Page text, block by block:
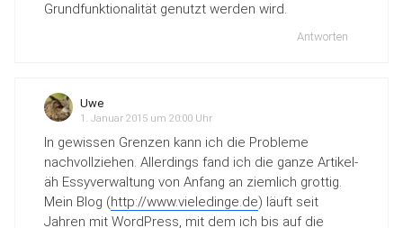
Grundfunktionalität genutzt werden wird.
Antworten
Uwe
1. Januar 2015 um 20:00 Uhr
In gewissen Grenzen kann ich die Probleme
nachvollziehen. Allerdings fand ich die ganze Artikel-
äh Essyverwaltung von Anfang an ziemlich grottig.
Mein Blog (http://www.vieledinge.de) läuft seit
Jahren mit WordPress, mit dem ich bis auf die